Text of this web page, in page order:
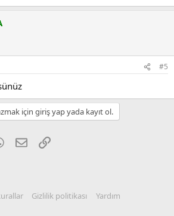
#5
için giriş yap yada kayıt ol.
WhatsApp
E-postaLink
Gizlilik politikası
Yardım